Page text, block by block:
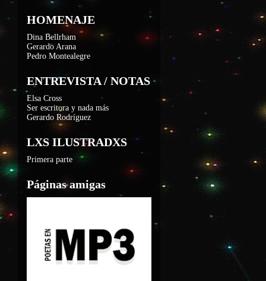
HOMENAJE
Dina Bellrham
Gerardo Arana
Pedro Montealegre
ENTREVISTA / NOTAS
Elsa Cross
Ser escritora y nada más
Gerardo Rodríguez
LXS ILUSTRADXS
Primera parte
Páginas amigas